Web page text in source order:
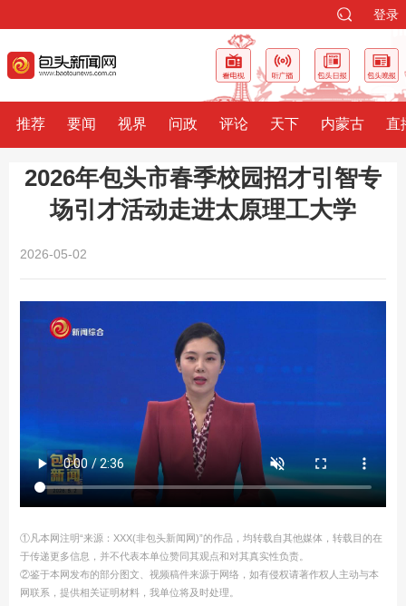
登录
推荐 要闻 视界 问政 评论 天下 内蒙古 直
2026年包头市春季校园招才引智专
场引才活动走进太原理工大学
2026-05-02
①凡本网注明“来源：XXX(非包头新闻网)”的作品，均转载自其他媒体，转载目的在
于传递更多信息，并不代表本单位赞同其观点和对其真实性负责。
②鉴于本网发布的部分图文、视频稿件来源于网络，如有侵权请著作权人主动与本
网联系，提供相关证明材料，我单位将及时处理。